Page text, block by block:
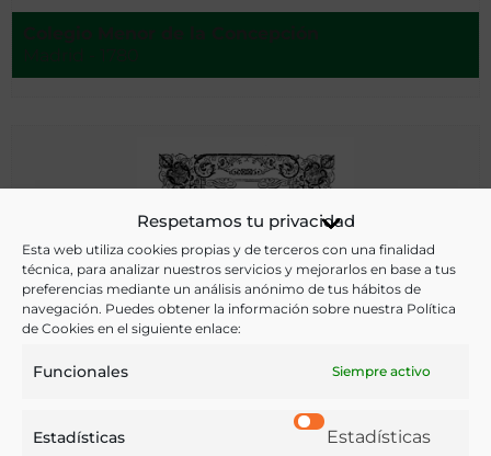
Respetamos tu privacidad
Esta web utiliza cookies propias y de terceros con una finalidad
técnica, para analizar nuestros servicios y mejorarlos en base a tus
preferencias mediante un análisis anónimo de tus hábitos de
navegación. Puedes obtener la información sobre nuestra Política
de Cookies en el siguiente enlace:
Funcionales Siempre activo
Estadísticas Estadísticas